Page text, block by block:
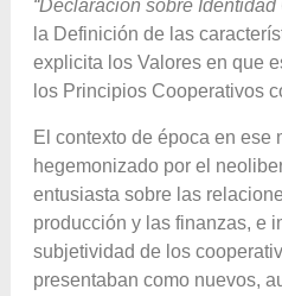
“Declaración sobre Identidad
la Definición de las
explicita los Valores en que
los Principios Cooperativos
El contexto de época en ese
hegemonizado por el
entusiasta sobre las
producción y las finanzas, e
subjetividad de los
presentaban como nuevos,